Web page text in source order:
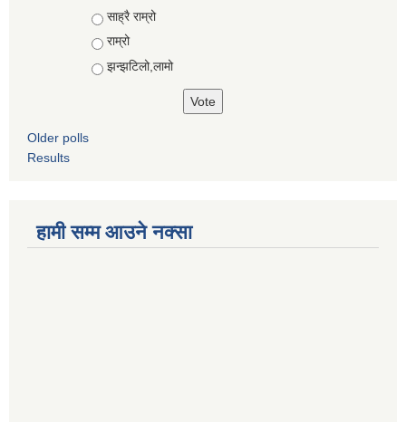
Choices
साह्रै राम्रो
राम्रो
झन्झटिलो,लामो
Older polls
Results
हामी सम्म आउने नक्सा